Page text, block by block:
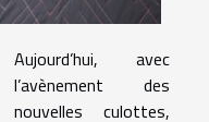
Aujourd’hui, avec
l’avènement des
nouvelles culottes,